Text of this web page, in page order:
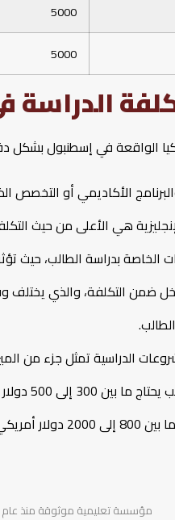
5000
5000
الواقعة في إسطنبول بشكل
الأكاديمي أو
هي الأعلى من حيث
الخاصة بدراسة الطالب، حيث
ضمن التكلفة، والذي
الدراسية تمثل جزء من
يوفر المصروفات الخاصة به.
بالنسبة للسكن،
مؤسسة تعليمية موثوقة منذ عام 2013